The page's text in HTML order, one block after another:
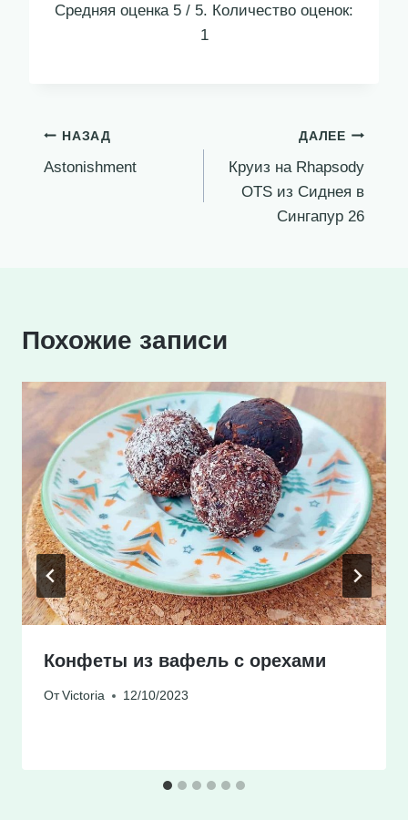
Средняя оценка 5 / 5. Количество оценок:
1
Навигация
по
НАЗАД
Astonishment
ДАЛЕЕ
Круиз на Rhapsody
OTS из Сиднея в
Сингапур 26
Похожие записи
Конфеты из вафель с орехами
От Victoria 12/10/2023